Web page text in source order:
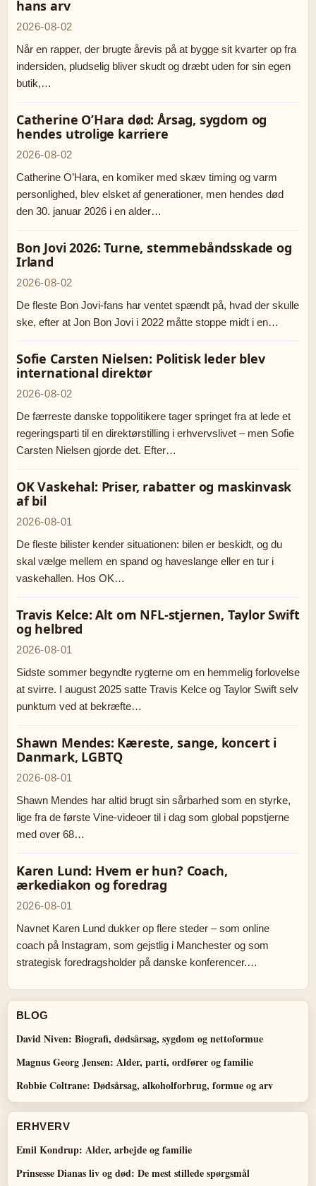
hans arv
2026-08-02
Når en rapper, der brugte årevis på at bygge sit kvarter op fra
indersiden, pludselig bliver skudt og dræbt uden for sin egen
butik,…
Catherine O’Hara død: Årsag, sygdom og
hendes utrolige karriere
2026-08-02
Catherine O’Hara, en komiker med skæv timing og varm
personlighed, blev elsket af generationer, men hendes død
den 30. januar 2026 i en alder…
Bon Jovi 2026: Turne, stemmebåndsskade og
Irland
2026-08-02
De fleste Bon Jovi-fans har ventet spændt på, hvad der skulle
ske, efter at Jon Bon Jovi i 2022 måtte stoppe midt i en…
Sofie Carsten Nielsen: Politisk leder blev
international direktør
2026-08-02
De færreste danske toppolitikere tager springet fra at lede et
regeringsparti til en direktørstilling i erhvervslivet – men Sofie
Carsten Nielsen gjorde det. Efter…
OK Vaskehal: Priser, rabatter og maskinvask
af bil
2026-08-01
De fleste bilister kender situationen: bilen er beskidt, og du
skal vælge mellem en spand og haveslange eller en tur i
vaskehallen. Hos OK…
Travis Kelce: Alt om NFL-stjernen, Taylor Swift
og helbred
2026-08-01
Sidste sommer begyndte rygterne om en hemmelig forlovelse
at svirre. I august 2025 satte Travis Kelce og Taylor Swift selv
punktum ved at bekræfte…
Shawn Mendes: Kæreste, sange, koncert i
Danmark, LGBTQ
2026-08-01
Shawn Mendes har altid brugt sin sårbarhed som en styrke,
lige fra de første Vine-videoer til i dag som global popstjerne
med over 68…
Karen Lund: Hvem er hun? Coach,
ærkediakon og foredrag
2026-08-01
Navnet Karen Lund dukker op flere steder – som online
coach på Instagram, som gejstlig i Manchester og som
strategisk foredragsholder på danske konferencer.…
BLOG
David Niven: Biografi, dødsårsag, sygdom og nettoformue
Magnus Georg Jensen: Alder, parti, ordfører og familie
Robbie Coltrane: Dødsårsag, alkoholforbrug, formue og arv
ERHVERV
Emil Kondrup: Alder, arbejde og familie
Prinsesse Dianas liv og død: De mest stillede spørgsmål